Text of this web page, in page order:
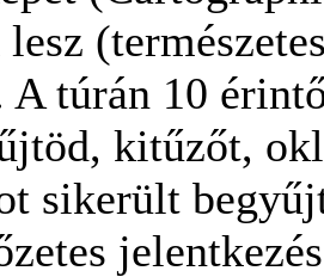
lesz
A túrán 10
kitűzőt,
sikerült